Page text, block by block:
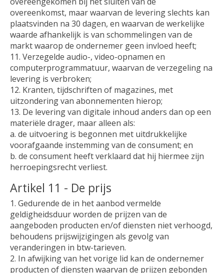
overeenkomst, maar waarvan de levering slechts kan
plaatsvinden na 30 dagen, en waarvan de werkelijke
waarde afhankelijk is van schommelingen van de
markt waarop de ondernemer geen invloed heeft;
11. Verzegelde audio-, video-opnamen en
computerprogrammatuur, waarvan de verzegeling na
levering is verbroken;
12. Kranten, tijdschriften of magazines, met
uitzondering van abonnementen hierop;
13. De levering van digitale inhoud anders dan op een
materiële drager, maar alleen als:
a. de uitvoering is begonnen met uitdrukkelijke
voorafgaande instemming van de consument; en
b. de consument heeft verklaard dat hij hiermee zijn
herroepingsrecht verliest.
Artikel 11 - De prijs
1. Gedurende de in het aanbod vermelde
geldigheidsduur worden de prijzen van de
aangeboden producten en/of diensten niet verhoogd,
behoudens prijswijzigingen als gevolg van
veranderingen in btw-tarieven.
2. In afwijking van het vorige lid kan de ondernemer
producten of diensten waarvan de prijzen gebonden